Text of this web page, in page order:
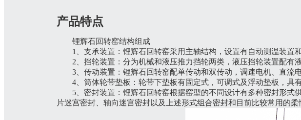
产品特点
锂辉石回转窑结构组成
1、支承装置：锂辉石回转窑采用主轴结构，设置有自动测温装置
2、挡轮装置：分为机械和液压推力挡轮两类，液压挡轮装置配有
3、传动装置：锂辉石回转窑配单传动和双传动，调速电机、直流
4、筒体轮带垫板：轮带下垫板有固定式，可调式及浮动垫板，具
5、密封装置：锂辉石回转窑根据窑型的不同设计有多种密封形
片迷宫密封、轴向迷宫密封以及上述形式组合密封和目前比较常用的